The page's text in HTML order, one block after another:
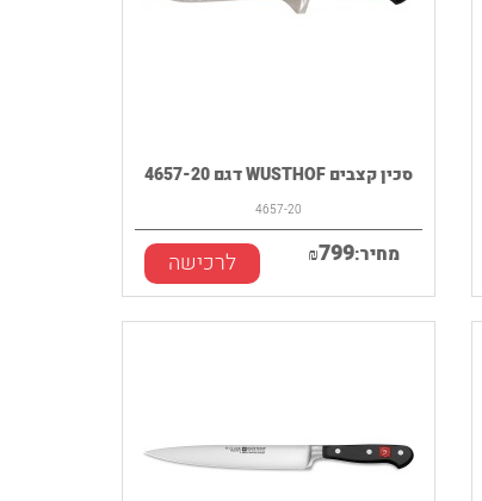
סכין קצבים WUSTHOF דגם 4657-20
4657-20
מחיר: ₪799 לרכישה